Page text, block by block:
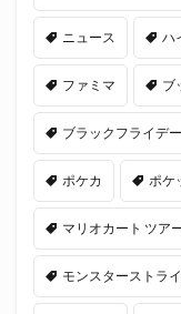
ニュース ハ
ファミマ ブ
ブラックフライデー
ポケカ ポケ
マリオカート ツア
モンスターストラ